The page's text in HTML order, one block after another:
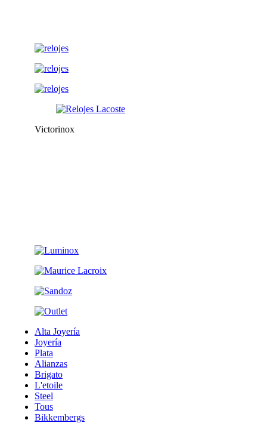
Victorinox
Alta Joyería
Joyería
Plata
Alianzas
Brigato
L'etoile
Steel
Tous
Bikkembergs